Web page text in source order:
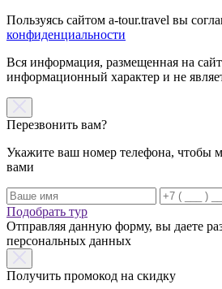
Пользуясь сайтом a-tour.travel вы
конфиденциальности
Вся информация, размещенная на
информационный характер и не
Перезвонить вам?
Укажите ваш номер телефона, чтобы
вами
Подобрать тур
Отправляя данную форму, вы даете
персональных данных
Получить промокод на скидку